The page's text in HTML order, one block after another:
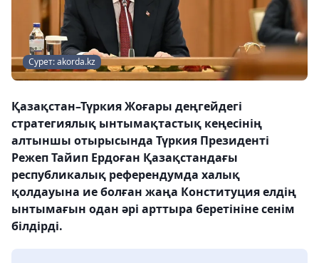
Сурет: akorda.kz
Қазақстан–Түркия Жоғары деңгейдегі
стратегиялық ынтымақтастық кеңесінің
алтыншы отырысында Түркия Президенті
Режеп Тайип Ердоған Қазақстандағы
республикалық референдумда халық
қолдауына ие болған жаңа Конституция елдің
ынтымағын одан әрі арттыра беретініне сенім
білдірді.